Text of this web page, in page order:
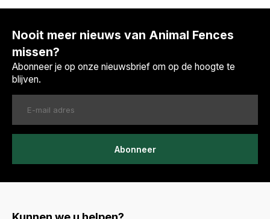
Nooit meer nieuws van Animal Fences
missen?
Abonneer je op onze nieuwsbrief om op de hoogte te
blijven.
Abonneer